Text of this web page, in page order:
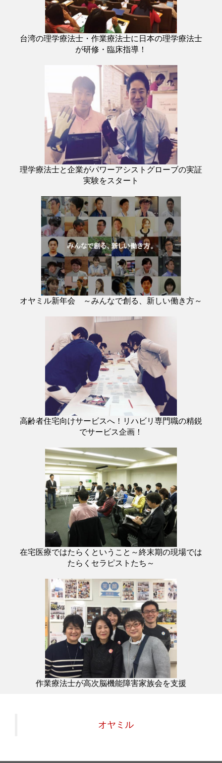
台湾の理学療法士・作業療法士に日本の理学療法士
が研修・臨床指導！
理学療法士と企業がパワーアシストグローブの実証
実験をスタート
オヤミル新年会 ～みんなで創る、新しい働き方～
高齢者住宅向けサービスへ！リハビリ専門職の精鋭
でサービス企画！
在宅医療ではたらくということ～終末期の現場では
たらくセラピストたち～
作業療法士が高次脳機能障害家族会を支援
オヤミル